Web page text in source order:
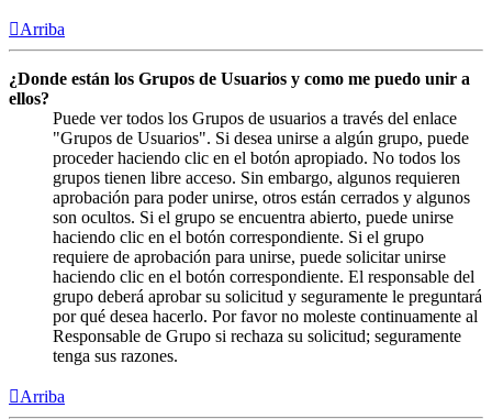
Arriba
¿Donde están los Grupos de Usuarios y como me puedo unir a
ellos?
Puede ver todos los Grupos de usuarios a través del enlace
"Grupos de Usuarios". Si desea unirse a algún grupo, puede
proceder haciendo clic en el botón apropiado. No todos los
grupos tienen libre acceso. Sin embargo, algunos requieren
aprobación para poder unirse, otros están cerrados y algunos
son ocultos. Si el grupo se encuentra abierto, puede unirse
haciendo clic en el botón correspondiente. Si el grupo
requiere de aprobación para unirse, puede solicitar unirse
haciendo clic en el botón correspondiente. El responsable del
grupo deberá aprobar su solicitud y seguramente le preguntará
por qué desea hacerlo. Por favor no moleste continuamente al
Responsable de Grupo si rechaza su solicitud; seguramente
tenga sus razones.
Arriba